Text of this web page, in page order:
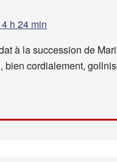
h 24 min
à la succession de
bien cordialement,